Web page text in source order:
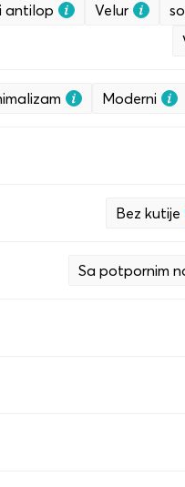
antilop Velur
Moderni
Bez kutije
Sa potpornim